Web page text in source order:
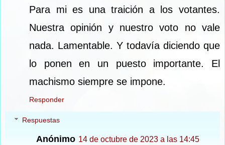
Para mi es una traición a los votantes.
Nuestra opinión y nuestro voto no vale
nada. Lamentable. Y todavía diciendo que
lo ponen en un puesto importante. El
machismo siempre se impone.
Responder
Respuestas
Anónimo 14 de octubre de 2023 a las 14:45